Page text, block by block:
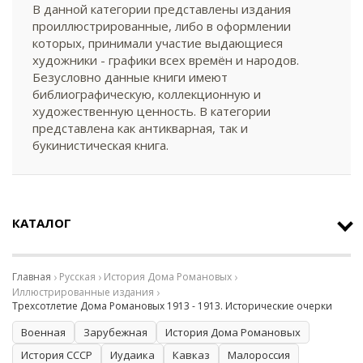
В данной категории представлены издания
проиллюстрированные, либо в оформлении
которых, принимали участие выдающиеся
художники - графики всех времён и народов.
Безусловно данные книги имеют
библиографическую, коллекционную и
художественную ценность. В категории
представлена как антикварная, так и
букинистическая книга.
КАТАЛОГ
Главная Русская
История Дома Романовых
Иллюстрированные издания
Трехсотлетие Дома Романовых 1913 - 1913. Исторические очерки
Военная Зарубежная
История Дома Романовых
История СССР
Иудаика Кавказ
Малороссия